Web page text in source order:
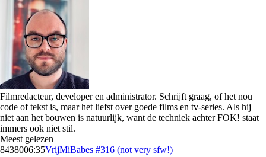
Filmredacteur, developer en administrator. Schrijft graag, of het nou
code of tekst is, maar het liefst over goede films en tv-series. Als hij
niet aan het bouwen is natuurlijk, want de techniek achter FOK! staat
immers ook niet stil.
Meest gelezen
8438006:35VrijMiBabes #316 (not very sfw!)